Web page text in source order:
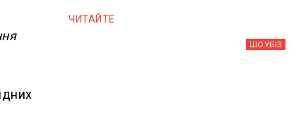
ЧИТАЙТЕ
ШОУБIЗ